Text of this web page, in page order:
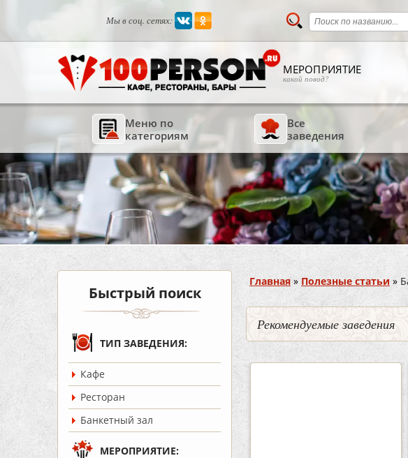
Мы в соц. сетях:
МЕРОПРИЯТИЕ
какой повод?
Меню по
категориям
Все
заведения
Быстрый поиск
ТИП ЗАВЕДЕНИЯ:
Кафе
Ресторан
Банкетный зал
МЕРОПРИЯТИЕ:
Вы здесь
Главная » Полезные статьи »
Рекомендуемые заведения
3